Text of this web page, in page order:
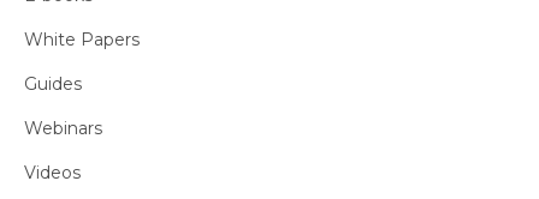
White Papers
Guides
Webinars
Videos